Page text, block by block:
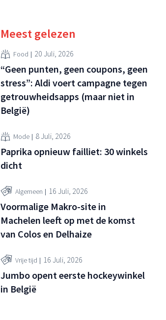
Meest gelezen
Food 20 Juli, 2026
“Geen punten, geen coupons, geen
stress”: Aldi voert campagne tegen
getrouwheidsapps (maar niet in
België)
Mode 8 Juli, 2026
Paprika opnieuw failliet: 30 winkels
dicht
Algemeen 16 Juli, 2026
Voormalige Makro-site in
Machelen leeft op met de komst
van Colos en Delhaize
Vrije tijd 16 Juli, 2026
Jumbo opent eerste hockeywinkel
in België